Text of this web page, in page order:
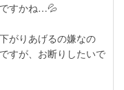
すかね…💦
がりあげるの嫌なの
すが、お断りしたいで